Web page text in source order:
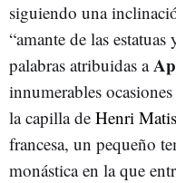
siguiendo una
“amante de las
palabras atribuidas a
innumerables
la capilla de Henri
francesa, un pequeño
monástica en la que